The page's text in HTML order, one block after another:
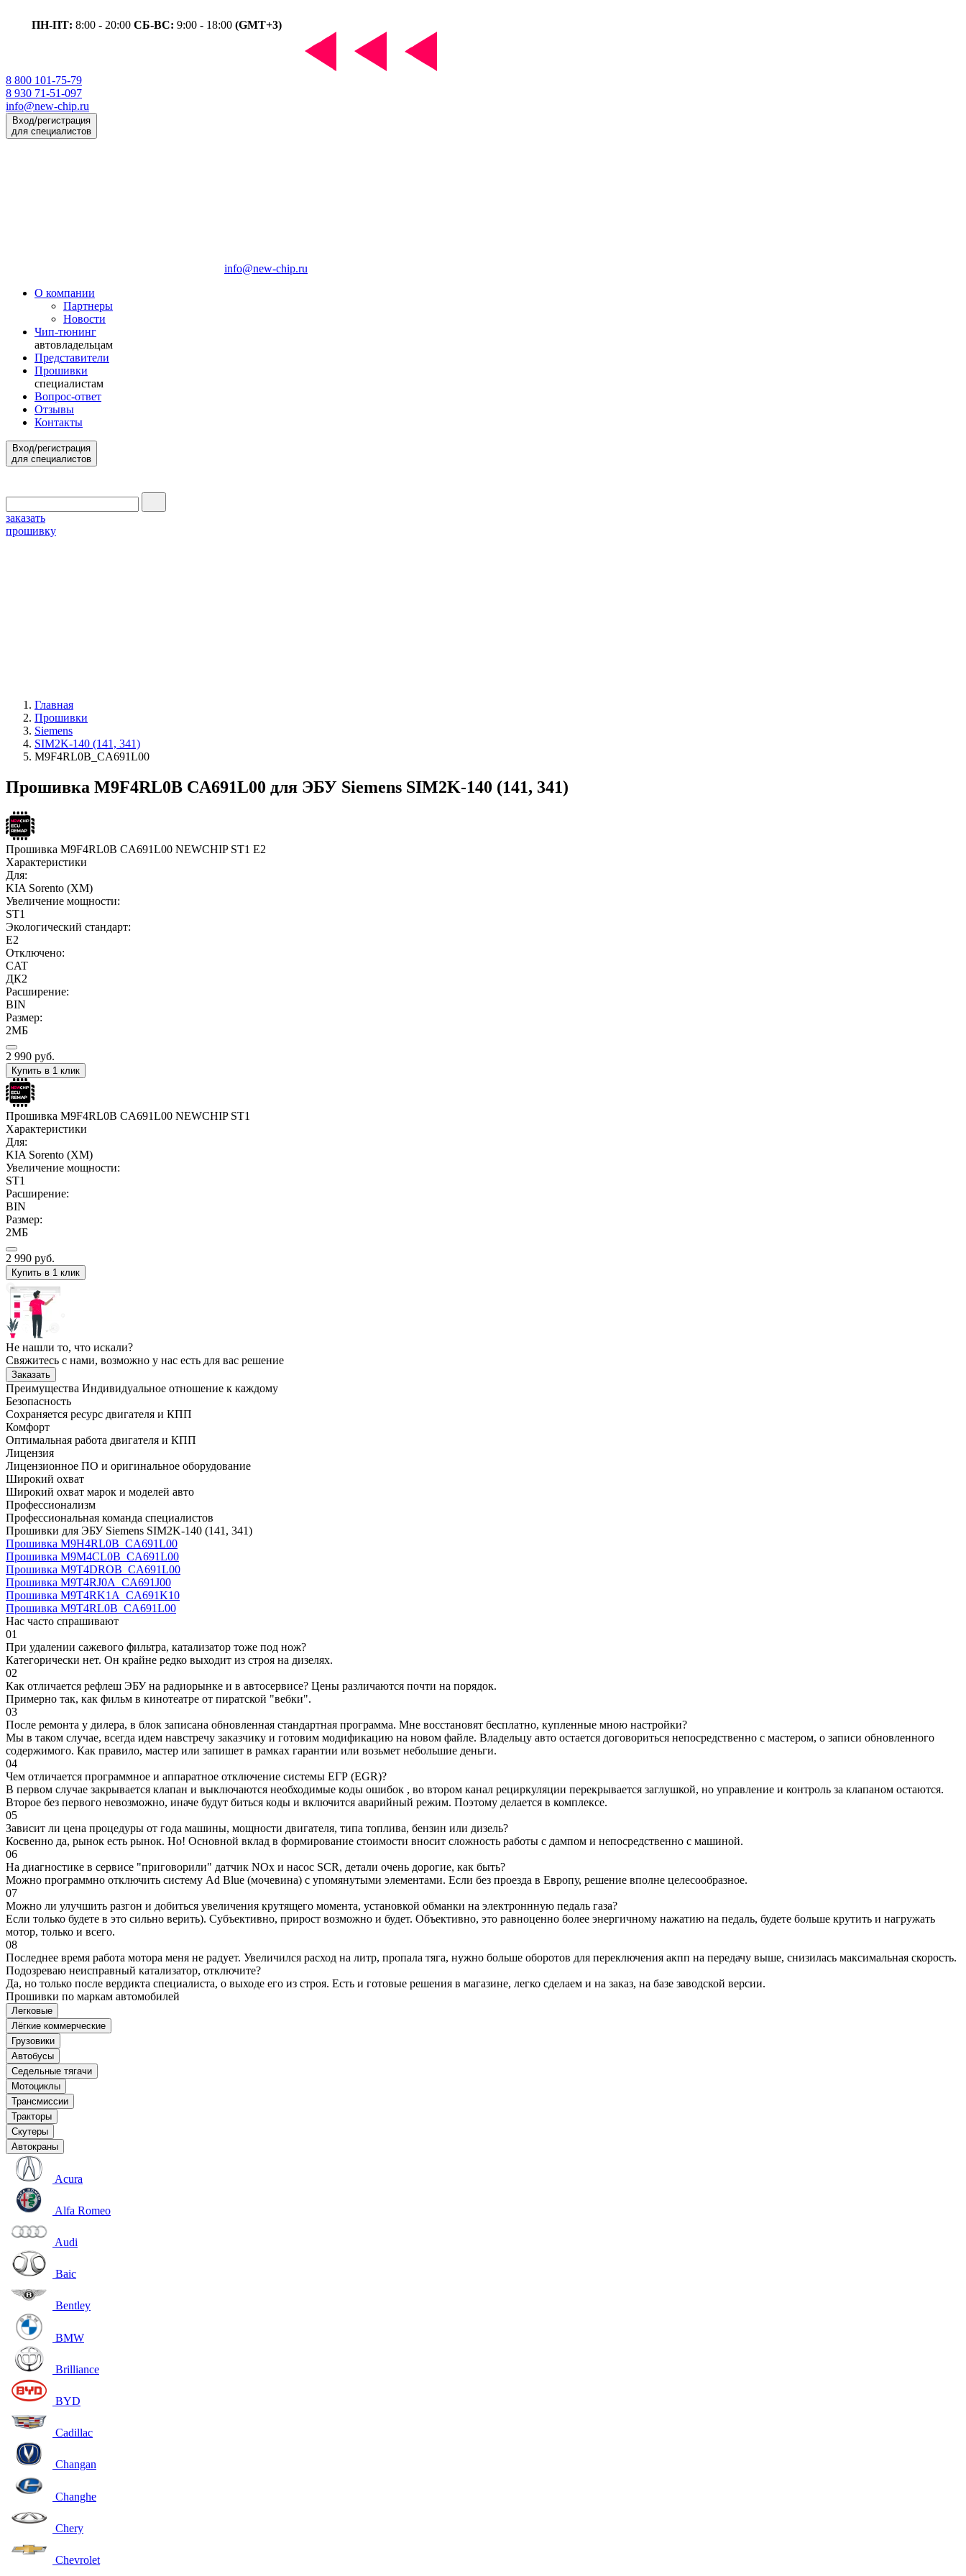
ПН-ПТ: 8:00 - 20:00 СБ-ВС: 9:00 - 18:00 (GMT+3)
8 800 101-75-79
8 930 71-51-097
info@new-chip.ru
Вход/регистрация
для специалистов
info@new-chip.ru
О компании
Партнеры
Новости
Чип-тюнинг
автовладельцам
Представители
Прошивки
специалистам
Вопрос-ответ
Отзывы
Контакты
Вход/регистрация
для специалистов
заказать
прошивку
Главная
Прошивки
Siemens
SIM2K-140 (141, 341)
M9F4RL0B_CA691L00
Прошивка M9F4RL0B CA691L00 для ЭБУ Siemens SIM2K-140 (141, 341)
Прошивка M9F4RL0B CA691L00 NEWCHIP ST1 E2
Характеристики
Для:
KIA Sorento (XM)
Увеличение мощности:
ST1
Экологический стандарт:
E2
Отключено:
CAT
ДК2
Расширение:
BIN
Размер:
2МБ
2 990 руб.
Купить в 1 клик
Прошивка M9F4RL0B CA691L00 NEWCHIP ST1
Характеристики
Для:
KIA Sorento (XM)
Увеличение мощности:
ST1
Расширение:
BIN
Размер:
2МБ
2 990 руб.
Купить в 1 клик
Не нашли то, что искали?
Свяжитесь с нами, возможно у нас есть для вас решение
Заказать
Преимущества Индивидуальное отношение к каждому
Безопасность
Сохраняется ресурс двигателя и КПП
Комфорт
Оптимальная работа двигателя и КПП
Лицензия
Лицензионное ПО и оригинальное оборудование
Широкий охват
Широкий охват марок и моделей авто
Профессионализм
Профессиональная команда специалистов
Прошивки для ЭБУ Siemens SIM2K-140 (141, 341)
Прошивка M9H4RL0B_CA691L00
Прошивка M9M4CL0B_CA691L00
Прошивка M9T4DROB_CA691L00
Прошивка M9T4RJ0A_CA691J00
Прошивка M9T4RK1A_CA691K10
Прошивка M9T4RL0B_CA691L00
Нас часто спрашивают
01
При удалении сажевого фильтра, катализатор тоже под нож?
Категорически нет. Он крайне редко выходит из строя на дизелях.
02
Как отличается рефлеш ЭБУ на радиорынке и в автосервисе? Цены различаются почти на порядок.
Примерно так, как фильм в кинотеатре от пиратской "вебки".
03
После ремонта у дилера, в блок записана обновленная стандартная программа. Мне восстановят бесплатно, купленные мною настройки?
Мы в таком случае, всегда идем навстречу заказчику и готовим модификацию на новом файле. Владельцу авто остается договориться непосредственно с мастером, о записи обновленного
содержимого. Как правило, мастер или запишет в рамках гарантии или возьмет небольшие деньги.
04
Чем отличается программное и аппаратное отключение системы ЕГР (EGR)?
В первом случае закрывается клапан и выключаются необходимые коды ошибок , во втором канал рециркуляции перекрывается заглушкой, но управление и контроль за клапаном остаются.
Второе без первого невозможно, иначе будут биться коды и включится аварийный режим. Поэтому делается в комплексе.
05
Зависит ли цена процедуры от года машины, мощности двигателя, типа топлива, бензин или дизель?
Косвенно да, рынок есть рынок. Но! Основной вклад в формирование стоимости вносит сложность работы с дампом и непосредственно с машиной.
06
На диагностике в сервисе "приговорили" датчик NOx и насос SCR, детали очень дорогие, как быть?
Можно программно отключить систему Ad Blue (мочевина) с упомянутыми элементами. Если без проезда в Европу, решение вполне целесообразное.
07
Можно ли улучшить разгон и добиться увеличения крутящего момента, установкой обманки на электроннную педаль газа?
Если только будете в это сильно верить). Субъективно, прирост возможно и будет. Объективно, это равноценно более энергичному нажатию на педаль, будете больше крутить и нагружать
мотор, только и всего.
08
Последнее время работа мотора меня не радует. Увеличился расход на литр, пропала тяга, нужно больше оборотов для переключения акпп на передачу выше, снизилась максимальная скорость.
Подозреваю неисправный катализатор, отключите?
Да, но только после вердикта специалиста, о выходе его из строя. Есть и готовые решения в магазине, легко сделаем и на заказ, на базе заводской версии.
Прошивки по маркам автомобилей
Легковые
Лёгкие коммерческие
Грузовики
Автобусы
Седельные тягачи
Мотоциклы
Трансмиссии
Тракторы
Скутеры
Автокраны
Acura
Alfa Romeo
Audi
Baic
Bentley
BMW
Brilliance
BYD
Cadillac
Changan
Changhe
Chery
Chevrolet